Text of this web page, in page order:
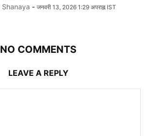
Shanaya - जनवरी 13, 2026 1:29 अपराह्न IST
NO COMMENTS
LEAVE A REPLY